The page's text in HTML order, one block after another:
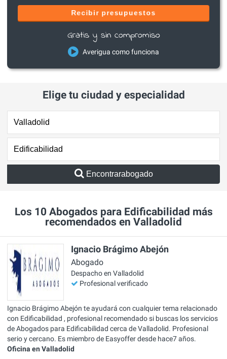
Recibir presupuestos
Gratis y sin compromiso
Averigua como funciona
Elige tu ciudad y especialidad
Encontrarabogado
Los 10 Abogados para Edificabilidad más
recomendados en Valladolid
Ignacio Brágimo Abejón
Abogado
Despacho en Valladolid
Profesional verificado
Ignacio Brágimo Abejón te ayudará con cualquier tema relacionado
con Edificabilidad , profesional recomendado si buscas los servicios
de Abogados para Edificabilidad cerca de Valladolid. Profesional
serio y cercano. Es miembro de Easyoffer desde hace7 años.
Oficina en Valladolid